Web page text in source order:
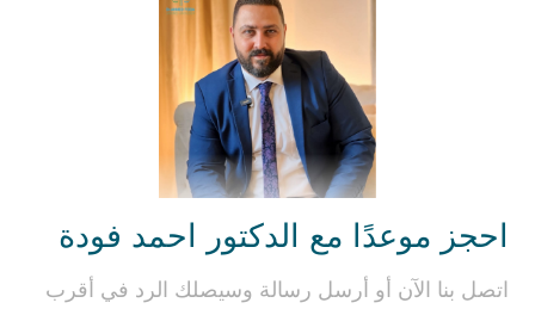
احجز موعدًا مع الدكتور احمد فودة
اتصل بنا الآن أو أرسل رسالة وسيصلك الرد في أقرب